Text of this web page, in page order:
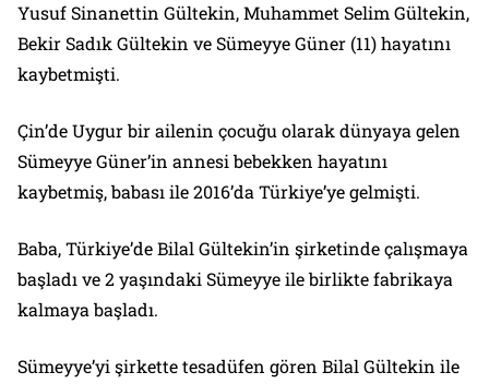
Yusuf Sinanettin Gültekin, Muhammet Selim Gültekin,
Bekir Sadık Gültekin ve Sümeyye Güner (11) hayatını
kaybetmişti.
Çin’de Uygur bir ailenin çocuğu olarak dünyaya gelen
Sümeyye Güner’in annesi bebekken hayatını
kaybetmiş, babası ile 2016’da Türkiye’ye gelmişti.
Baba, Türkiye’de Bilal Gültekin’in şirketinde çalışmaya
başladı ve 2 yaşındaki Sümeyye ile birlikte fabrikaya
kalmaya başladı.
Sümeyye’yi şirkette tesadüfen gören Bilal Gültekin ile